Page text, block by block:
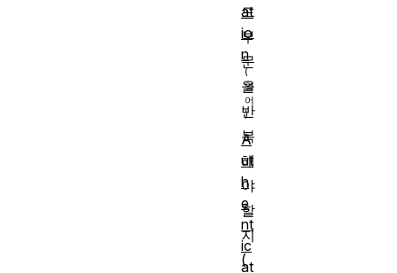
드
부
문
을
반
복
해
야
할
지
(
at
io
n
A
ut
h
e
nt
ic
at